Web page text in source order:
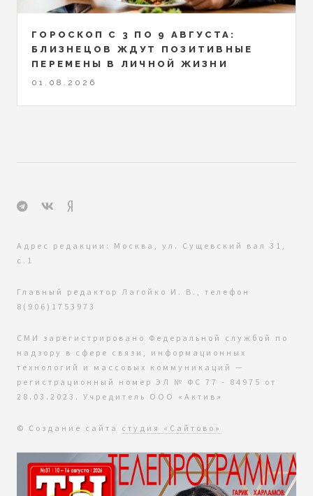
ГОРОСКОП С 3 ПО 9 АВГУСТА:
БЛИЗНЕЦОВ ЖДУТ ПОЗИТИВНЫЕ
ПЕРЕМЕНЫ В ЛИЧНОЙ ЖИЗНИ
01.08.2026
Адрес редакции: Москва, ул. Сущевский вал 31,
с.1
Главный редактор Лагойко И. В., телефон
8(906)1753973
СМИ зарегистрировано Федеральной службой по
надзору в сфере связи, информационных
технологий и массовых коммуникаций —
регистрационный номер ЭЛ № ФС 77 - 84975 от
28.03.2023. Учредитель ООО «Актив»
© Создание сайта студия «Сайтово»